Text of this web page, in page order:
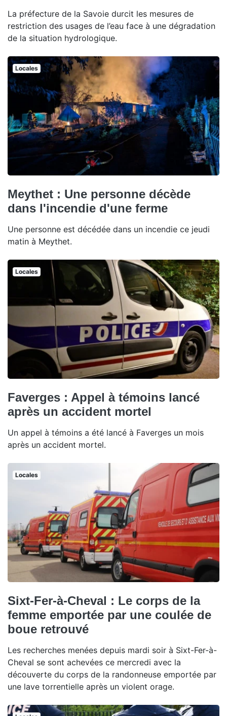
La préfecture de la Savoie durcit les mesures de
restriction des usages de l’eau face à une dégradation
de la situation hydrologique.
Locales
Meythet : Une personne décède
dans l'incendie d'une ferme
Une personne est décédée dans un incendie ce jeudi
matin à Meythet.
Locales
Faverges : Appel à témoins lancé
après un accident mortel
Un appel à témoins a été lancé à Faverges un mois
après un accident mortel.
Locales
Sixt-Fer-à-Cheval : Le corps de la
femme emportée par une coulée de
boue retrouvé
Les recherches menées depuis mardi soir à Sixt-Fer-à-
Cheval se sont achevées ce mercredi avec la
découverte du corps de la randonneuse emportée par
une lave torrentielle après un violent orage.